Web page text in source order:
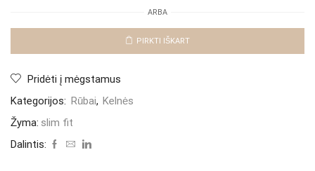
"Adore
ARBA
PIRKTI IŠKART
Pridėti į mėgstamus
Kategorijos: Rūbai, Kelnės
Žyma: slim fit
Dalintis: